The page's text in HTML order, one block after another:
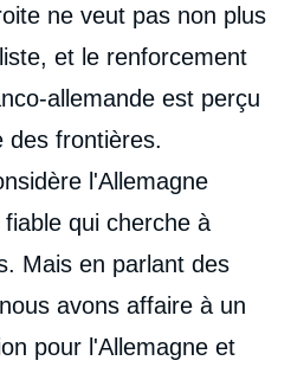
ne veut pas non plus
et le renforcement
allemande est perçu
des frontières.
l'Allemagne
qui cherche à
Mais en parlant des
avons affaire à un
pour l'Allemagne et